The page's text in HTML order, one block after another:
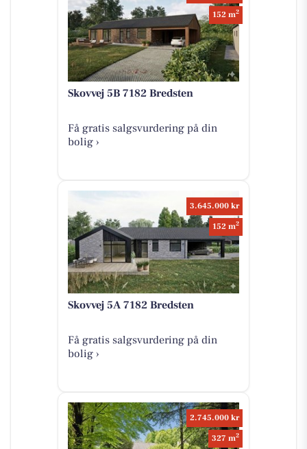
152 m2
Skovvej 5B 7182 Bredsten
Få gratis salgsvurdering på din
bolig ›
3.645.000 kr
152 m2
Skovvej 5A 7182 Bredsten
Få gratis salgsvurdering på din
bolig ›
2.745.000 kr
327 m2